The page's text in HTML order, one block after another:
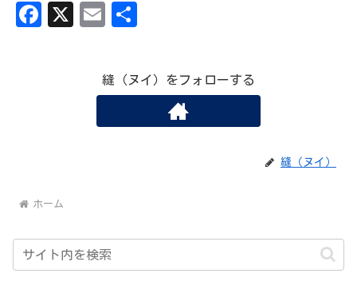
Fa
X
Em
縫（ヌイ）をフォローする
縫（ヌイ）
ホーム